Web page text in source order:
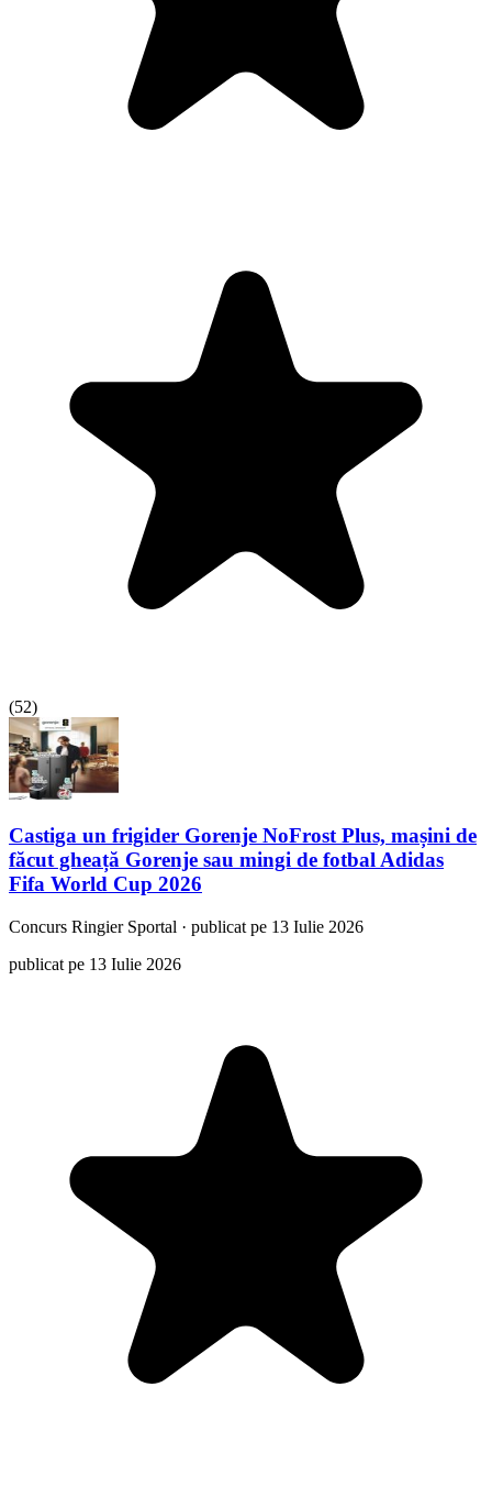
(52)
Castiga un frigider Gorenje NoFrost Plus, mașini de
făcut gheață Gorenje sau mingi de fotbal Adidas
Fifa World Cup 2026
Concurs Ringier Sportal · publicat pe 13 Iulie 2026
publicat pe 13 Iulie 2026